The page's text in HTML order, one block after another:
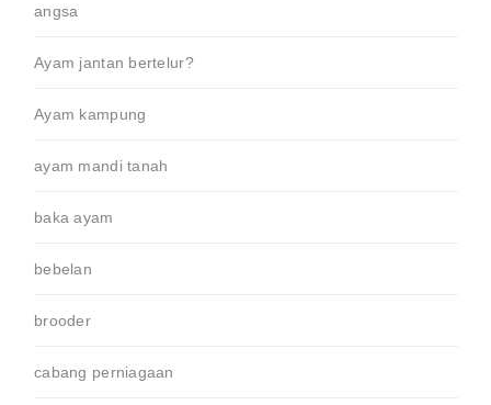
angsa
Ayam jantan bertelur?
Ayam kampung
ayam mandi tanah
baka ayam
bebelan
brooder
cabang perniagaan